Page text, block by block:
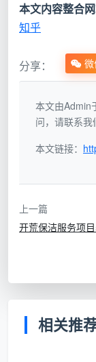
面
基
数
过道全
被量到
总
锁
“上门看
边
切，但
句：“按什么
不会变？”回答
本文内容整合网
知乎
分享：
本文由Admin
问，请联系我
本文链接：
上一篇
开荒保洁服务项
相关推